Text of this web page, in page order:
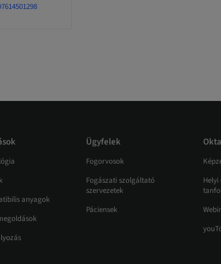
anyagok
Ügyfelek
Fogorvosok
Fogászati szolgáltató
szervezetek
Páciensek
Helyi